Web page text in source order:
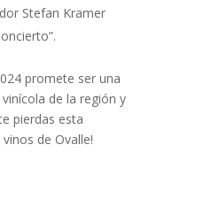
Stefan Kramer
promete ser una
de la región y
pierdas esta
de Ovalle!